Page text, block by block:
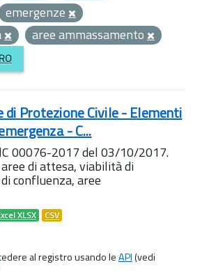
emergenze
aree ammassamento
di Protezione Civile - Elementi
- C...
00076-2017 del 03/10/2017.
di attesa, viabilità di
confluenza, aree
XLSX CSV
al registro usando leAPI(vedi